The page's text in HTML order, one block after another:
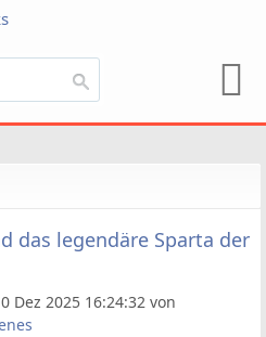
das legendäre Sparta der
Dez 2025 16:24:32 von